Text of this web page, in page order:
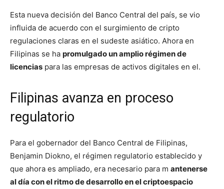
Esta nueva decisión del Banco Central del país, se vio
influida de acuerdo con el surgimiento de cripto
regulaciones claras en el sudeste asiático. Ahora en
Filipinas se ha promulgado un amplio régimen de
licencias para las empresas de activos digitales en el.
Filipinas avanza en proceso
regulatorio
Para el gobernador del Banco Central de Filipinas,
Benjamin Diokno, el régimen regulatorio establecido y
que ahora es ampliado, era necesario para m antenerse
al día con el ritmo de desarrollo en el criptoespacio